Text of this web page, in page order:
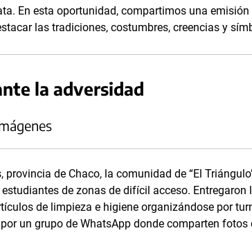
En esta oportunidad, compartimos una
las tradiciones, costumbres, creencias y
la adversidad
provincia de Chaco, la comunidad de “El
de zonas de difícil acceso. Entregaron
de limpieza e higiene organizándose por
un grupo de WhatsApp donde comparten fotos